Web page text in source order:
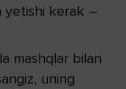
yetishi kerak –
mashqlar bilan
uning